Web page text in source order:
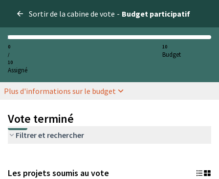
Sortir de la cabine de vote - Budget participatif
0
/
10
Assigné
10
Budget
Plus d'informations sur le budget
Vote terminé
Filtrer et rechercher
Les projets soumis au vote